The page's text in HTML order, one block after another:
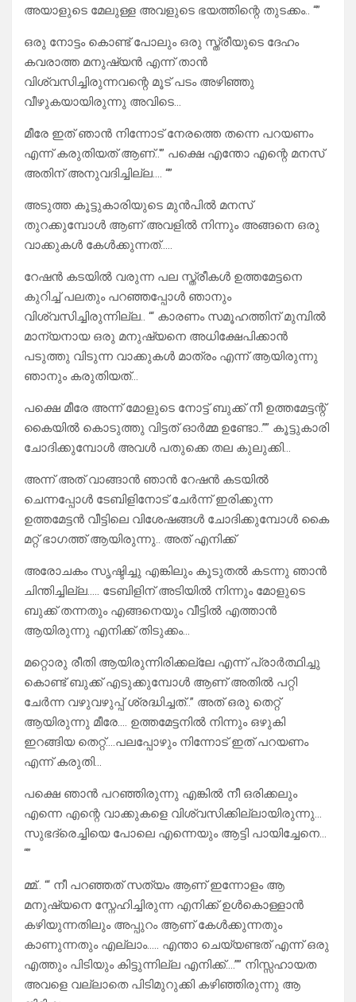
അയാളുടെ മേലുള്ള അവളുടെ ഭയത്തിന്റെ തുടക്കം.. “”
ഒരു നോട്ടം കൊണ്ട് പോലും ഒരു സ്ത്രീയുടെ ദേഹം
കവരാത്ത മനുഷ്യൻ എന്ന് താൻ
വിശ്വസിച്ചിരുന്നവന്റെ മൂട് പടം അഴിഞ്ഞു
വീഴുകയായിരുന്നു അവിടെ…
മീരേ ഇത് ഞാൻ നിന്നോട് നേരത്തെ തന്നെ പറയണം
എന്ന് കരുതിയത് ആണ്..'” പക്ഷെ എന്തോ എന്റെ മനസ്
അതിന് അനുവദിച്ചില്ല…. “”
അടുത്ത കൂട്ടുകാരിയുടെ മുൻപിൽ മനസ്
തുറക്കുമ്പോൾ ആണ് അവളിൽ നിന്നും അങ്ങനെ ഒരു
വാക്കുകൾ കേൾക്കുന്നത്…..
റേഷൻ കടയിൽ വരുന്ന പല സ്ത്രീകൾ ഉത്തമേട്ടനെ
കുറിച്ച് പലതും പറഞ്ഞപ്പോൾ ഞാനും
വിശ്വസിച്ചിരുന്നില്ല.. “‘ കാരണം സമൂഹത്തിന് മുമ്പിൽ
മാന്യനായ ഒരു മനുഷ്യനെ അധിക്ഷേപിക്കാൻ
പടുത്തു വിടുന്ന വാക്കുകൾ മാത്രം എന്ന് ആയിരുന്നു
ഞാനും കരുതിയത്…
പക്ഷെ മീരേ അന്ന് മോളുടെ നോട്ട് ബുക്ക്‌ നീ ഉത്തമേട്ടന്റ്
കൈയിൽ കൊടുത്തു വിട്ടത് ഓർമ്മ ഉണ്ടോ..”” കൂട്ടുകാരി
ചോദിക്കുമ്പോൾ അവൾ പതുക്കെ തല കുലുക്കി…
അന്ന് അത് വാങ്ങാൻ ഞാൻ റേഷൻ കടയിൽ
ചെന്നപ്പോൾ ടേബിളിനോട് ചേർന്ന് ഇരിക്കുന്ന
ഉത്തമേട്ടൻ വീട്ടിലെ വിശേഷങ്ങൾ ചോദിക്കുമ്പോൾ കൈ
മറ്റ് ഭാഗത്ത് ആയിരുന്നു.. അത് എനിക്ക്
അരോചകം സൃഷ്ടിച്ചു എങ്കിലും കൂടുതൽ കടന്നു ഞാൻ
ചിന്തിച്ചില്ല….. ടേബിളിന് അടിയിൽ നിന്നും മോളുടെ
ബുക്ക്‌ തന്നതും എങ്ങനെയും വീട്ടിൽ എത്താൻ
ആയിരുന്നു എനിക്ക് തിടുക്കം…
മറ്റൊരു രീതി ആയിരുന്നിരിക്കല്ലേ എന്ന് പ്രാർത്ഥിച്ചു
കൊണ്ട് ബുക്ക്‌ എടുക്കുമ്പോൾ ആണ് അതിൽ പറ്റി
ചേർന്ന വഴുവഴുപ്പ് ശ്രദ്ധിച്ചത്..” അത് ഒരു തെറ്റ്
ആയിരുന്നു മീരേ…. ഉത്തമേട്ടനിൽ നിന്നും ഒഴുകി
ഇറങ്ങിയ തെറ്റ്….പലപ്പോഴും നിന്നോട് ഇത് പറയണം
എന്ന് കരുതി…
പക്ഷെ ഞാൻ പറഞ്ഞിരുന്നു എങ്കിൽ നീ ഒരിക്കലും
എന്നെ എന്റെ വാക്കുകളെ വിശ്വസിക്കില്ലായിരുന്നു…
സുഭദ്രെച്ചിയെ പോലെ എന്നെയും ആട്ടി പായിച്ചേനെ…
“”
മ്മ്.. “‘ നീ പറഞ്ഞത് സത്യം ആണ് ഇന്നോളം ആ
മനുഷ്യനെ സ്നേഹിച്ചിരുന്ന എനിക്ക് ഉൾകൊള്ളാൻ
കഴിയുന്നതിലും അപ്പുറം ആണ് കേൾക്കുന്നതും
കാണുന്നതും എല്ലാം….. എന്താ ചെയ്യണ്ടത് എന്ന് ഒരു
എത്തും പിടിയും കിട്ടുന്നില്ല എനിക്ക്….”” നിസ്സഹായത
അവളെ വല്ലാതെ പിടിമുറുക്കി കഴിഞ്ഞിരുന്നു ആ